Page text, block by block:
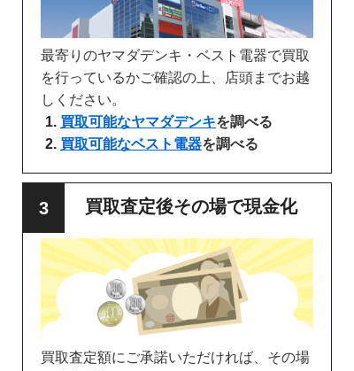
最寄りのヤマダデンキ・ベスト電器で買取
を行っているかご確認の上、店頭までお越
しください。
買取可能なヤマダデンキを調べる
買取可能なベスト電器を調べる
買取査定後その場で現金化
買取査定額にご承諾いただければ、その場